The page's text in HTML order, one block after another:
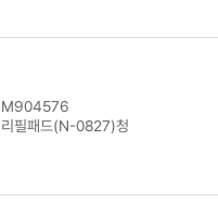
M904576
리필패드(N-0827)청